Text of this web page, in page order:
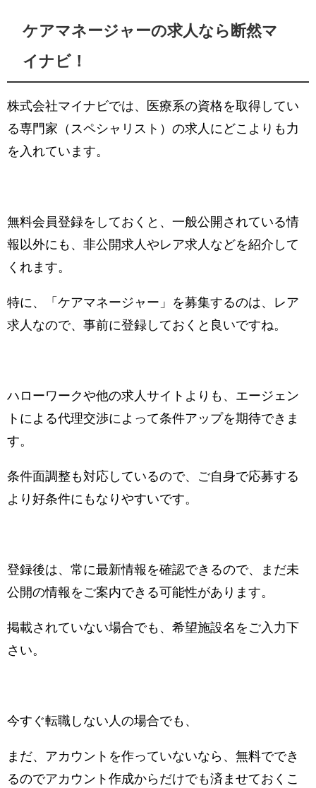
ケアマネージャーの求人なら断然マ
イナビ！
株式会社マイナビでは、医療系の資格を取得してい
る専門家（スペシャリスト）の求人にどこよりも力
を入れています。
無料会員登録をしておくと、一般公開されている情
報以外にも、非公開求人やレア求人などを紹介して
くれます。
特に、「ケアマネージャー」を募集するのは、レア
求人なので、事前に登録しておくと良いですね。
ハローワークや他の求人サイトよりも、エージェン
トによる代理交渉によって条件アップを期待できま
す。
条件面調整も対応しているので、ご自身で応募する
より好条件にもなりやすいです。
登録後は、常に最新情報を確認できるので、まだ未
公開の情報をご案内できる可能性があります。
掲載されていない場合でも、希望施設名をご入力下
さい。
今すぐ転職しない人の場合でも、
まだ、アカウントを作っていないなら、無料ででき
るのでアカウント作成からだけでも済ませておくこ